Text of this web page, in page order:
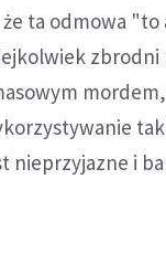
ta odmowa
i